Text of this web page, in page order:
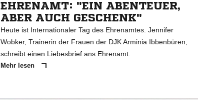
EHRENAMT: "EIN ABENTEUER,
ABER AUCH GESCHENK"
Heute ist Internationaler Tag des Ehrenamtes. Jennifer
Wobker, Trainerin der Frauen der DJK Arminia Ibbenbüren,
schreibt einen Liebesbrief ans Ehrenamt.
Mehr lesen